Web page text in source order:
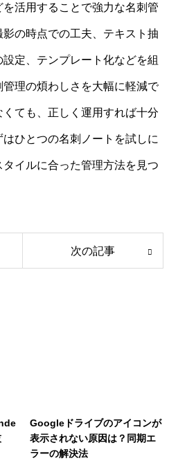
活用することで強力な名刺管
の時点での工夫、テキスト抽
定、テンプレート化などを組
理の煩わしさを大幅に軽減で
ても、正しく運用すれば十分
ひとつの名刺ノートを試しに
イルに合った管理方法を見つ
次の記事
Googleドライブのアイコンが
表示されない原因は？同期エ
ラーの解決法